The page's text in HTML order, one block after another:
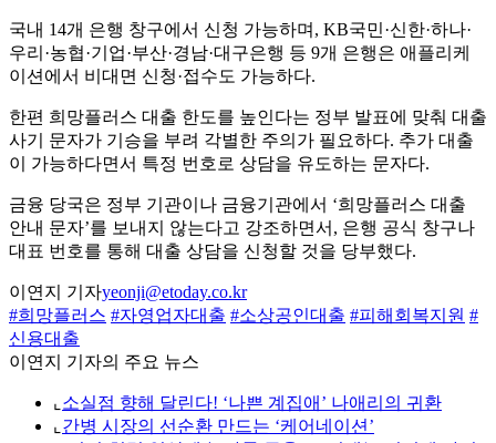
국내 14개 은행 창구에서 신청 가능하며, KB국민·신한·하나·
우리·농협·기업·부산·경남·대구은행 등 9개 은행은 애플리케
이션에서 비대면 신청·접수도 가능하다.
한편 희망플러스 대출 한도를 높인다는 정부 발표에 맞춰 대출
사기 문자가 기승을 부려 각별한 주의가 필요하다. 추가 대출
이 가능하다면서 특정 번호로 상담을 유도하는 문자다.
금융 당국은 정부 기관이나 금융기관에서 ‘희망플러스 대출
안내 문자’를 보내지 않는다고 강조하면서, 은행 공식 창구나
대표 번호를 통해 대출 상담을 신청할 것을 당부했다.
이연지 기자yeonji@etoday.co.kr
#희망플러스 #자영업자대출 #소상공인대출 #피해회복지원 #
신용대출
이연지 기자의 주요 뉴스
⌞ 소실점 향해 달린다! ‘나쁜 계집애’ 나애리의 귀환
⌞ 간병 시장의 선순환 만드는 ‘케어네이션’